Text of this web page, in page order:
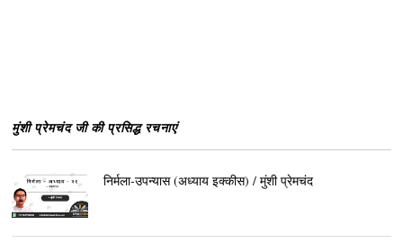
मुंशी प्रेमचंद जी की प्रसिद्ध रचनाएं
निर्मला-उपन्यास (अध्याय इक्कीस) / मुंशी प्रेमचंद